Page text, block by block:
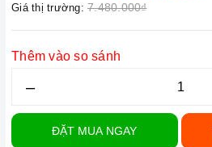
Giá thị trường: 7.480.000₫
Thêm vào so sánh
–
ĐẶT MUA NGAY